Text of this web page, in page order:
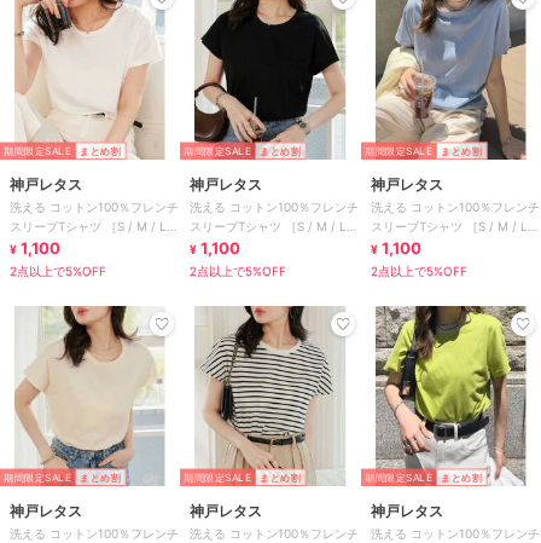
期間限定SALE まとめ割
神戸レタス
洗える コットン100％フレンチ
スリーブTシャツ ［S / M / L］
[C5106]
¥ 1,100
2点以上で5%OFF
期間限定SALE まとめ割
神戸レタス
洗える コットン100％フレンチ
スリーブTシャツ ［S / M / L］
[C5106]
¥ 1,100
2点以上で5%OFF
期間限定SALE まとめ割
神戸レタス
洗える コットン100％フレンチ
スリーブTシャツ ［S / M / L］
[C5106]
¥ 1,100
2点以上で5%OFF
期間限定SALE まとめ割
神戸レタス
洗える コットン100％フレンチ
期間限定SALE まとめ割
神戸レタス
洗える コットン100％フレンチ
期間限定SALE まとめ割
神戸レタス
洗える コットン100％フレンチ